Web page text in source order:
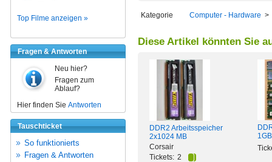
Top Filme anzeigen »
Fragen & Antworten
Neu hier?
Fragen zum
Ablauf?
Hier finden Sie Antworten
Tauschticket
So funktionierts
Fragen & Antworten
Kategorie Computer - Hardware >
Diese Artikel könnten Sie
DDR2 Arbeitsspeicher
2x1024 MB
Corsair
Tickets: 2
1GB